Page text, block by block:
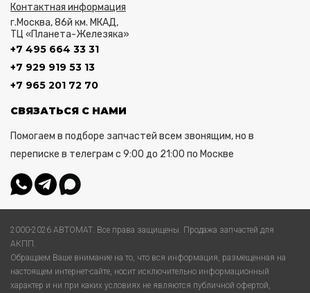
Контактная информация
г.Москва, 86й км. МКАД,
ТЦ «Планета-Железяка»
+7 495 664 33 31
+7 929 919 53 13
+7 965 201 72 70
СВЯЗАТЬСЯ С НАМИ
Помогаем в подборе запчастей всем звонящим, но в
переписке в телеграм с 9:00 до 21:00 по Москве
2000-2026 АВТОМАТ. Все права защищены. Продажа запчастей для
АКПП.
Обращаем Ваше внимание на то, что вся информация, размещенная на
настоящем интернет-сайте, носит исключительно информационный
характер и ни при каких условиях не являются публичной офертой,